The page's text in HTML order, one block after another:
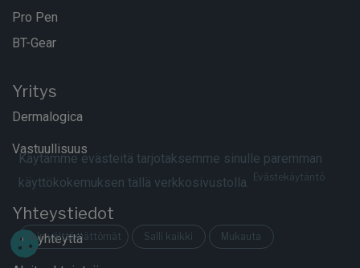
Pro Pen
BT-Gear
Yritys
Dermalogica
Vastuullisuus
Yhteystiedot
Ota yhteyttä
Käytämme evästeitä tarjotaksemme sinulle paremman
käyttökokemuksen tällä verkkosivustolla. Evästekäytäntö
Vain välttämättömät Salli kaikki Mukauta